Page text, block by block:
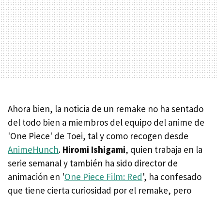
Ahora bien, la noticia de un remake no ha sentado
del todo bien a miembros del equipo del anime de
'One Piece' de Toei, tal y como recogen desde
AnimeHunch. Hiromi Ishigami, quien trabaja en la
serie semanal y también ha sido director de
animación en 'One Piece Film: Red', ha confesado
que tiene cierta curiosidad por el remake, pero